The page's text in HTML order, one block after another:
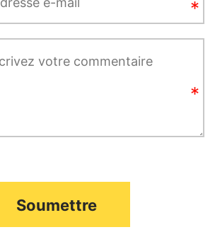
Soumettre